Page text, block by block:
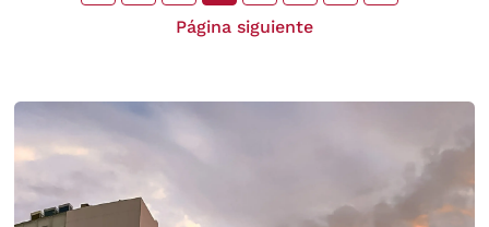
Página siguiente